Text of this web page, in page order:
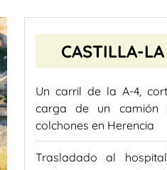
CASTILLA-
Un carril de la A-4,
carga de un camión
colchones en Herencia
Trasladado al